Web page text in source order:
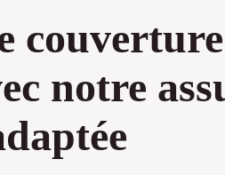
couverture
notre